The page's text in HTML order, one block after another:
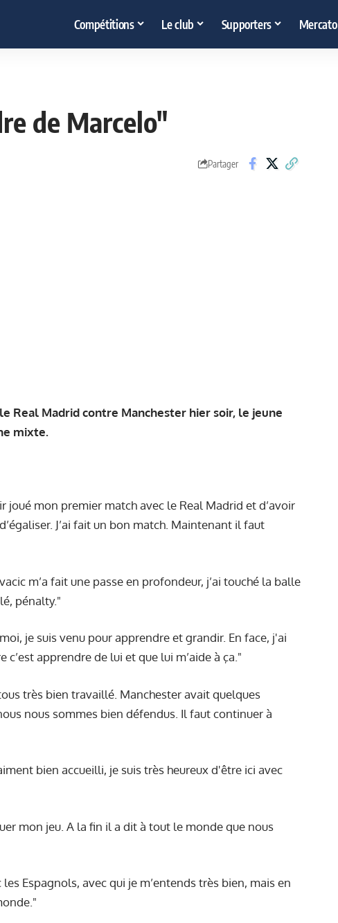
Compétitions Le club Supporters Mercato
de Marcelo"
Partager
Real Madrid contre Manchester hier soir, le jeune
mixte.
joué mon premier match avec le Real Madrid et d’avoir
J’ai fait un bon match. Maintenant il faut
m’a fait une passe en profondeur, j’ai touché la balle
pénalty."
je suis venu pour apprendre et grandir. En face, j'ai
apprendre de lui et que lui m’aide à ça."
très bien travaillé. Manchester avait quelques
nous sommes bien défendus. Il faut continuer à
bien accueilli, je suis très heureux d'être ici avec
mon jeu. A la fin il a dit à tout le monde que nous
Espagnols, avec qui je m’entends très bien, mais en